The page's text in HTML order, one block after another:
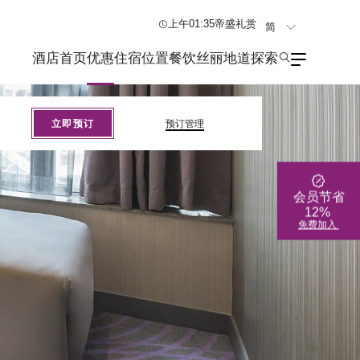
上午01:35帝盛礼赏
简
En
繁
酒店首页优惠住宿位置餐饮丝丽地道探索
立即预订 预订管理
会员节省
12%
免费加入